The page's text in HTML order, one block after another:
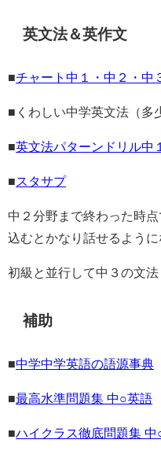
英文法＆英作文
■チャート中１・中２・中
■くわしい中学英文法（多
■英文法パターンドリル中
■スタサプ
中２分野まで終わった時
込むとかなり話せるように
初級と並行して中３の文法
補助
■中学中学英語の語源事典
■最高水準問題集 中○英語
■ハイクラス徹底問題集 中